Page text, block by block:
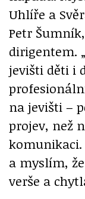
Uhlíře a
Petr
dirigentem.
jevišti děti i
na jevišti –
projev, než
komunikaci.
a myslím,
verše a